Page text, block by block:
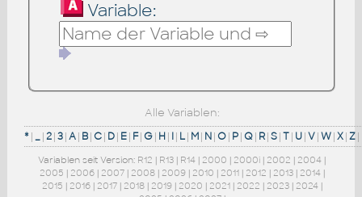
Variable:
Alle Variablen:
*|_|2|3|A| B|C| D| E| F|G| H| I| L| M| N|O| P|Q| R|S|T| U|V|W|X|Z|
Variablen seit Version: R12 | R13 | R14 | 2000 | 2000i | 2002 | 2004 |
2005 | 2006| 2007| 2008| 2009| 2010 | 2011| 2012 | 2013| 2014|
2015 | 2016| 2017| 2018| 2019| 2020 | 2021| 2022 | 2023| 2024|